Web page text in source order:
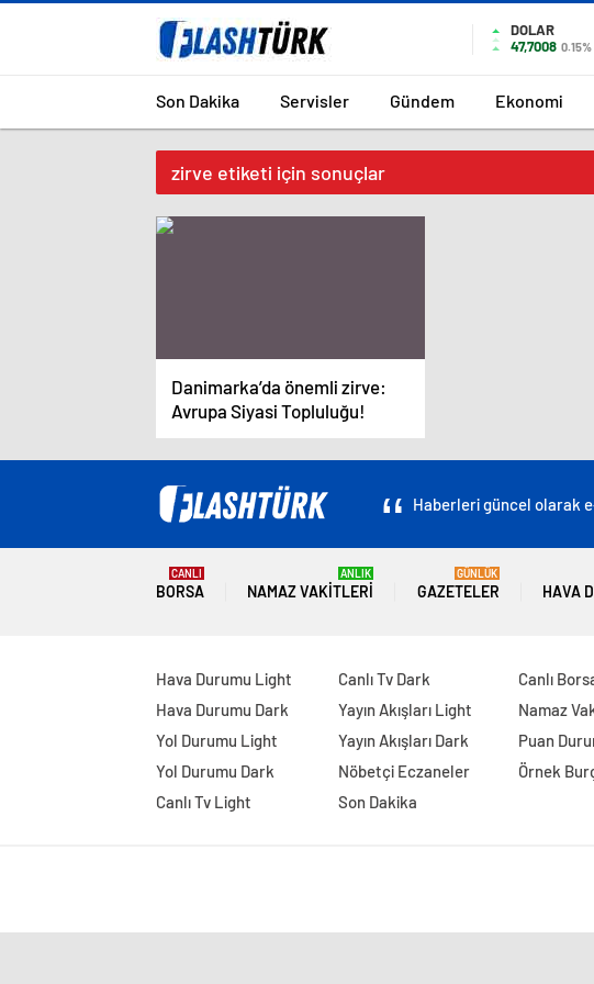
DOLAR
47,7008 0.15%
Son Dakika Servisler Gündem Ekonomi
zirve etiketi için sonuçlar
Danimarka’da önemli zirve:
Avrupa Siyasi Topluluğu!
Haberleri güncel olarak
BORSA
CANLI
NAMAZ VAKITLERI
ANLIK
GAZETELER
GÜNLÜK
HAVA
Hava Durumu Light
Hava Durumu Dark
Yol Durumu Light
Yol Durumu Dark
Canlı Tv Light
Canlı Tv Dark
Yayın Akışları Light
Yayın Akışları Dark
Nöbetçi Eczaneler
Son Dakika
Canlı
Namaz
Puan
Örnek